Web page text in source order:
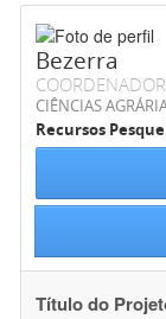
Bezerra
CIÊNCIAS
Recursos
Título do